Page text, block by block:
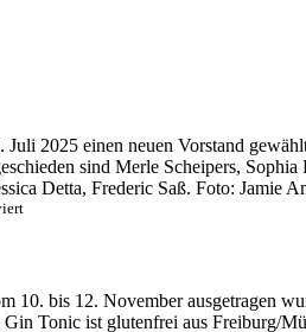
2025 einen neuen Vorstand
sind Merle Scheipers,
Detta, Frederic Saß. Foto: Jamie
für
10. bis 12. November ausgetragen
Tonic ist glutenfrei aus Freiburg/